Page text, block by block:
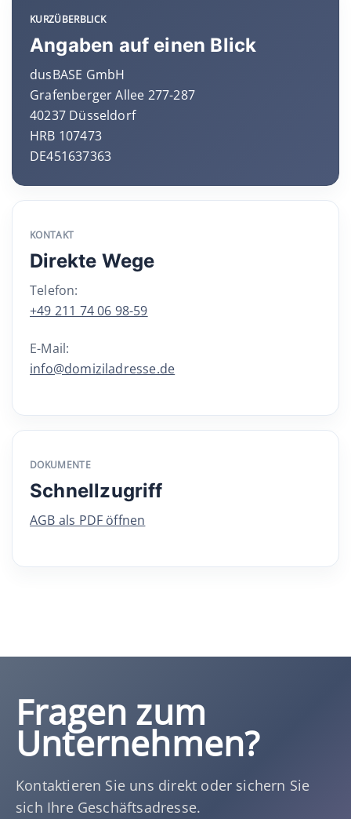
KURZÜBERBLICK
Angaben auf einen Blick
dusBASE GmbH
Grafenberger Allee 277-287
40237 Düsseldorf
HRB 107473
DE451637363
KONTAKT
Direkte Wege
Telefon:
+49 211 74 06 98-59
E-Mail:
info@domiziladresse.de
DOKUMENTE
Schnellzugriff
AGB als PDF öffnen
Fragen zum
Unternehmen?
Kontaktieren Sie uns direkt oder sichern Sie
sich Ihre Geschäftsadresse.